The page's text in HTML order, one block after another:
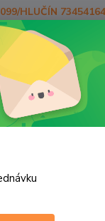
Hledat
HLUČÍN